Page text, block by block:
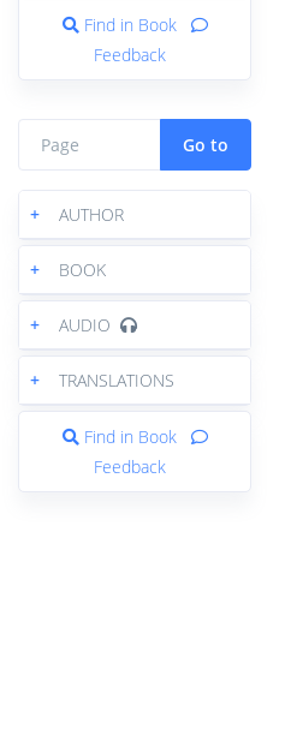
Find in Book
Feedback
Go to
+ AUTHOR
+ BOOK
+ AUDIO
+ TRANSLATIONS
Find in Book
Feedback